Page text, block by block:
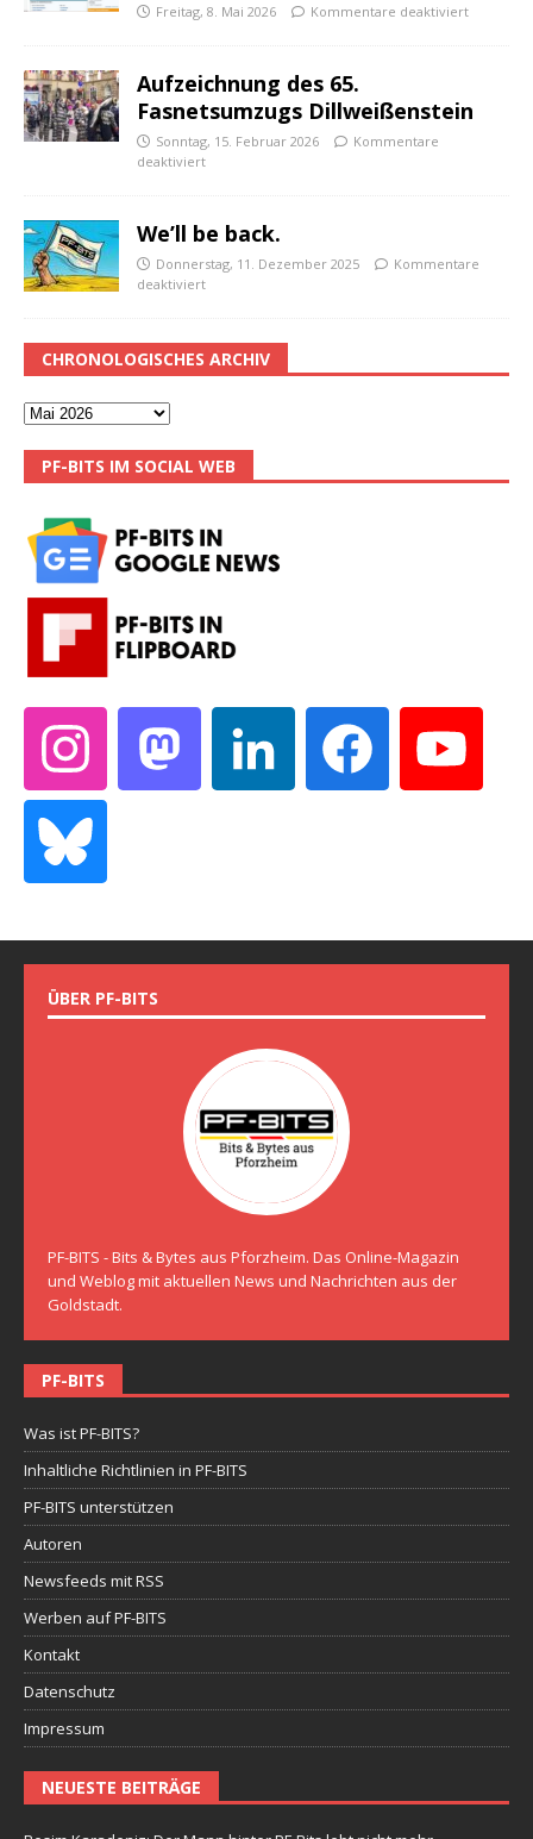
Freitag, 8. Mai 2026 Kommentare deaktiviert
Aufzeichnung des 65.
Fasnetsumzugs Dillweißenstein
Sonntag, 15. Februar 2026
Kommentare
deaktiviert
We’ll be back.
Donnerstag, 11. Dezember 2025
Kommentare
deaktiviert
CHRONOLOGISCHES ARCHIV
PF-BITS IM SOCIAL WEB
ÜBER PF-BITS
PF-BITS - Bits & Bytes aus Pforzheim. Das Online-Magazin
und Weblog mit aktuellen News und Nachrichten aus der
Goldstadt.
PF-BITS
Was ist PF-BITS?
Inhaltliche Richtlinien in PF-BITS
PF-BITS unterstützen
Autoren
Newsfeeds mit RSS
Werben auf PF-BITS
Kontakt
Datenschutz
Impressum
NEUESTE BEITRÄGE